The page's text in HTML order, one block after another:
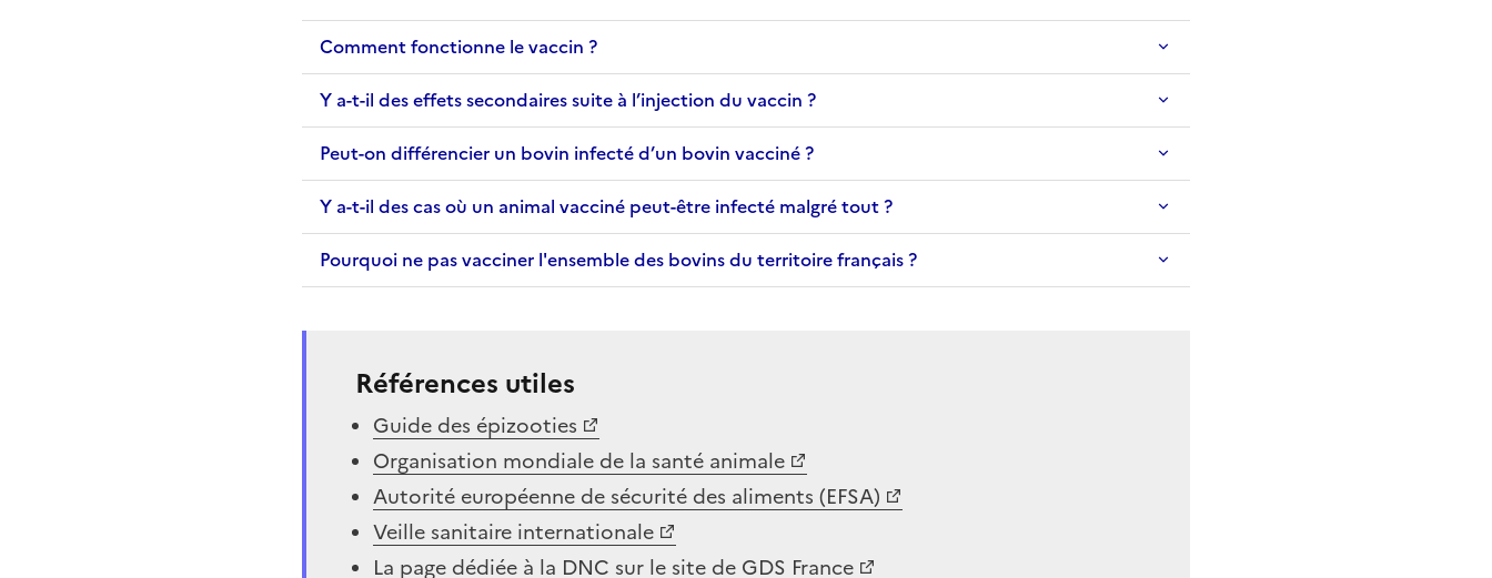
Comment fonctionne le vaccin ?
Y a-t-il des effets secondaires suite à l’injection du vaccin ?
Peut-on différencier un bovin infecté d’un bovin vacciné ?
Y a-t-il des cas où un animal vacciné peut-être infecté malgré tout ?
Pourquoi ne pas vacciner l'ensemble des bovins du territoire français ?
Références utiles
Guide des épizooties
Organisation mondiale de la santé animale
Autorité européenne de sécurité des aliments (EFSA)
Veille sanitaire internationale
La page dédiée à la DNC sur le site de GDS France